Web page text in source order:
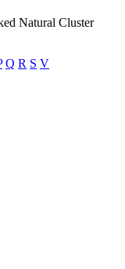
Natural Cluster
Q R S V